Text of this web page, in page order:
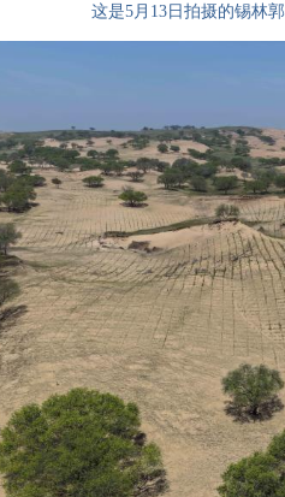
这是5月13日拍摄的锡林